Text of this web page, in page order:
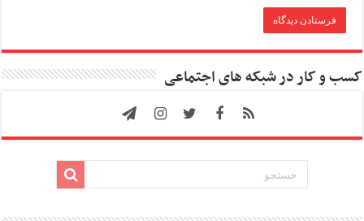
کسب و کار در شبکه های اجتماعی